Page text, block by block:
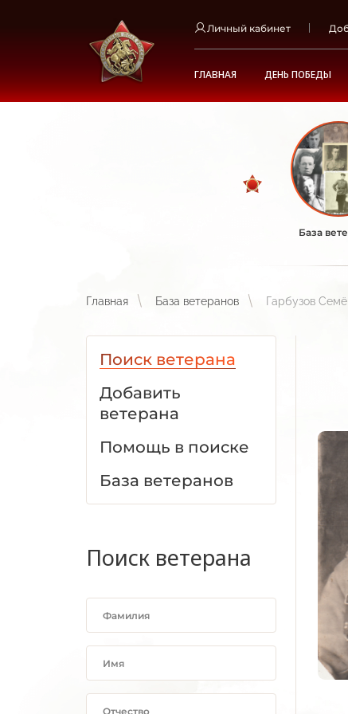
Личный кабинет
ГЛАВНАЯ ДЕНЬ ПОБЕДЫ
База
Главная База ветеранов Гарбузов
Поиск ветерана
Добавить
ветерана
Помощь в поиске
База ветеранов
Поиск ветерана